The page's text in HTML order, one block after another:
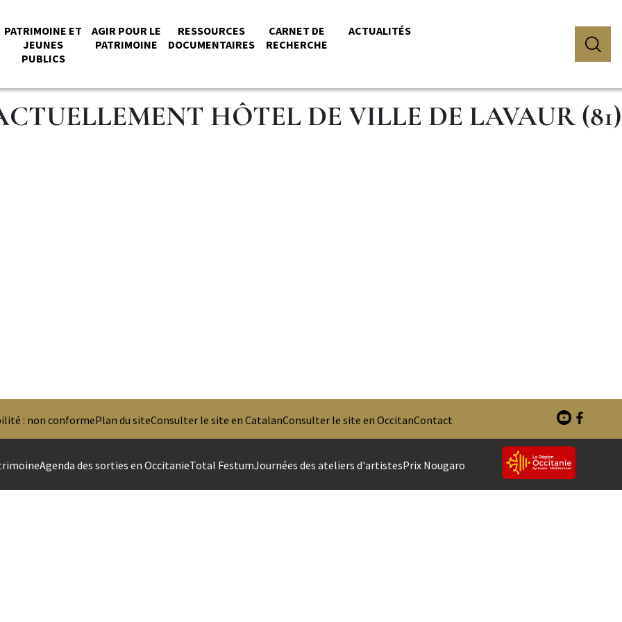
PATRIMOINE ET
JEUNES
PUBLICS
AGIR POUR LE
PATRIMOINE
RESSOURCES
DOCUMENTAIRES
CARNET DE
RECHERCHE
ACTUALITÉS
HÔTEL DE VILLE DE LAVAUR (81)
: non conformePlan du siteConsulter le site en CatalanConsulter le site en OccitanContact
Agenda des sorties en OccitanieTotal FestumJournées des ateliers d'artistesPrix Nougaro